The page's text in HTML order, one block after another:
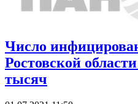
Число
Ростовской
тысяч